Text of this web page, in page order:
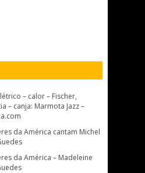
– calor – Fischer,
– canja: Marmota Jazz –
da América cantam Michel
da América – Madeleine